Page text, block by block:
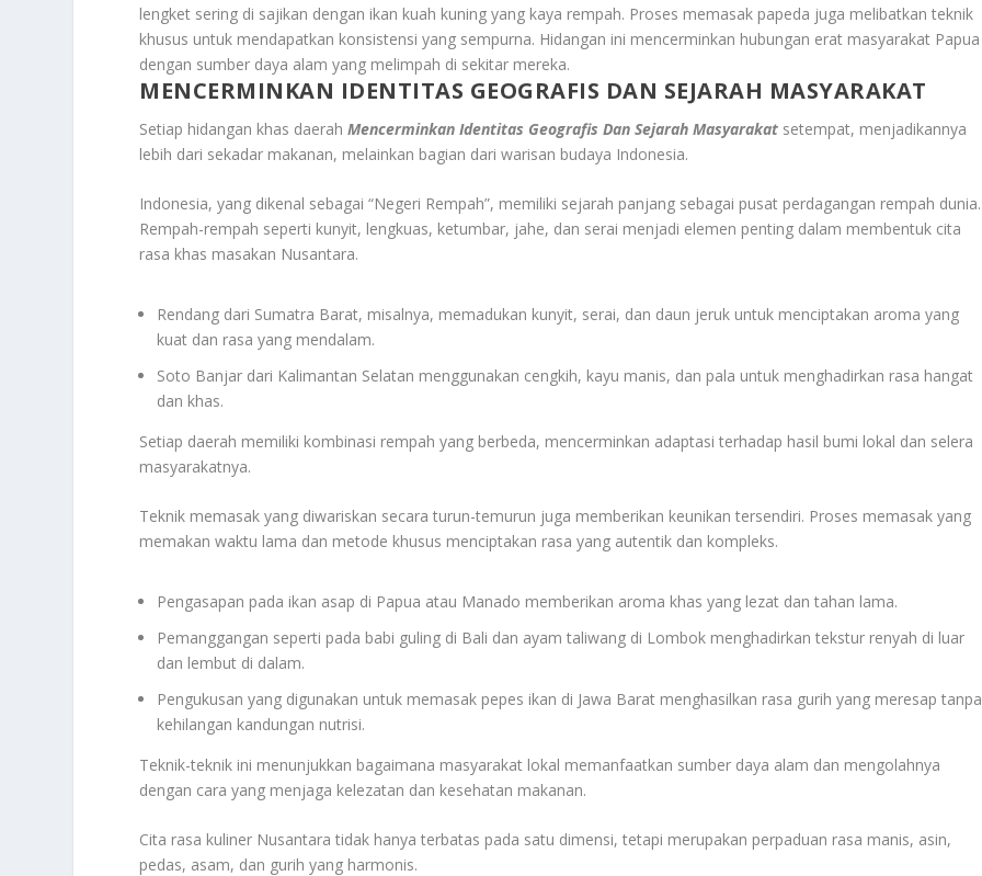
lengket sering di sajikan dengan ikan kuah kuning yang kaya rempah. Proses memasak papeda juga melibatkan teknik
khusus untuk mendapatkan konsistensi yang sempurna. Hidangan ini mencerminkan hubungan erat masyarakat Papua
dengan sumber daya alam yang melimpah di sekitar mereka.
MENCERMINKAN IDENTITAS GEOGRAFIS DAN SEJARAH MASYARAKAT
Setiap hidangan khas daerahMencerminkan Identitas Geografis Dan Sejarah Masyarakat setempat, menjadikannya
lebih dari sekadar makanan, melainkan bagian dari warisan budaya Indonesia.
Indonesia, yang dikenal sebagai “Negeri Rempah”, memiliki sejarah panjang sebagai pusat perdagangan rempah dunia.
Rempah-rempah seperti kunyit, lengkuas, ketumbar, jahe, dan serai menjadi elemen penting dalam membentuk cita
rasa khas masakan Nusantara.
Rendang dari Sumatra Barat, misalnya, memadukan kunyit, serai, dan daun jeruk untuk menciptakan aroma yang
kuat dan rasa yang mendalam.
Soto Banjar dari Kalimantan Selatan menggunakan cengkih, kayu manis, dan pala untuk menghadirkan rasa hangat
dan khas.
Setiap daerah memiliki kombinasi rempah yang berbeda, mencerminkan adaptasi terhadap hasil bumi lokal dan selera
masyarakatnya.
Teknik memasak yang diwariskan secara turun-temurun juga memberikan keunikan tersendiri. Proses memasak yang
memakan waktu lama dan metode khusus menciptakan rasa yang autentik dan kompleks.
Pengasapan pada ikan asap di Papua atau Manado memberikan aroma khas yang lezat dan tahan lama.
Pemanggangan seperti pada babi guling di Bali dan ayam taliwang di Lombok menghadirkan tekstur renyah di luar
dan lembut di dalam.
Pengukusan yang digunakan untuk memasak pepes ikan di Jawa Barat menghasilkan rasa gurih yang meresap tanpa
kehilangan kandungan nutrisi.
Teknik-teknik ini menunjukkan bagaimana masyarakat lokal memanfaatkan sumber daya alam dan mengolahnya
dengan cara yang menjaga kelezatan dan kesehatan makanan.
Cita rasa kuliner Nusantara tidak hanya terbatas pada satu dimensi, tetapi merupakan perpaduan rasa manis, asin,
pedas, asam, dan gurih yang harmonis.